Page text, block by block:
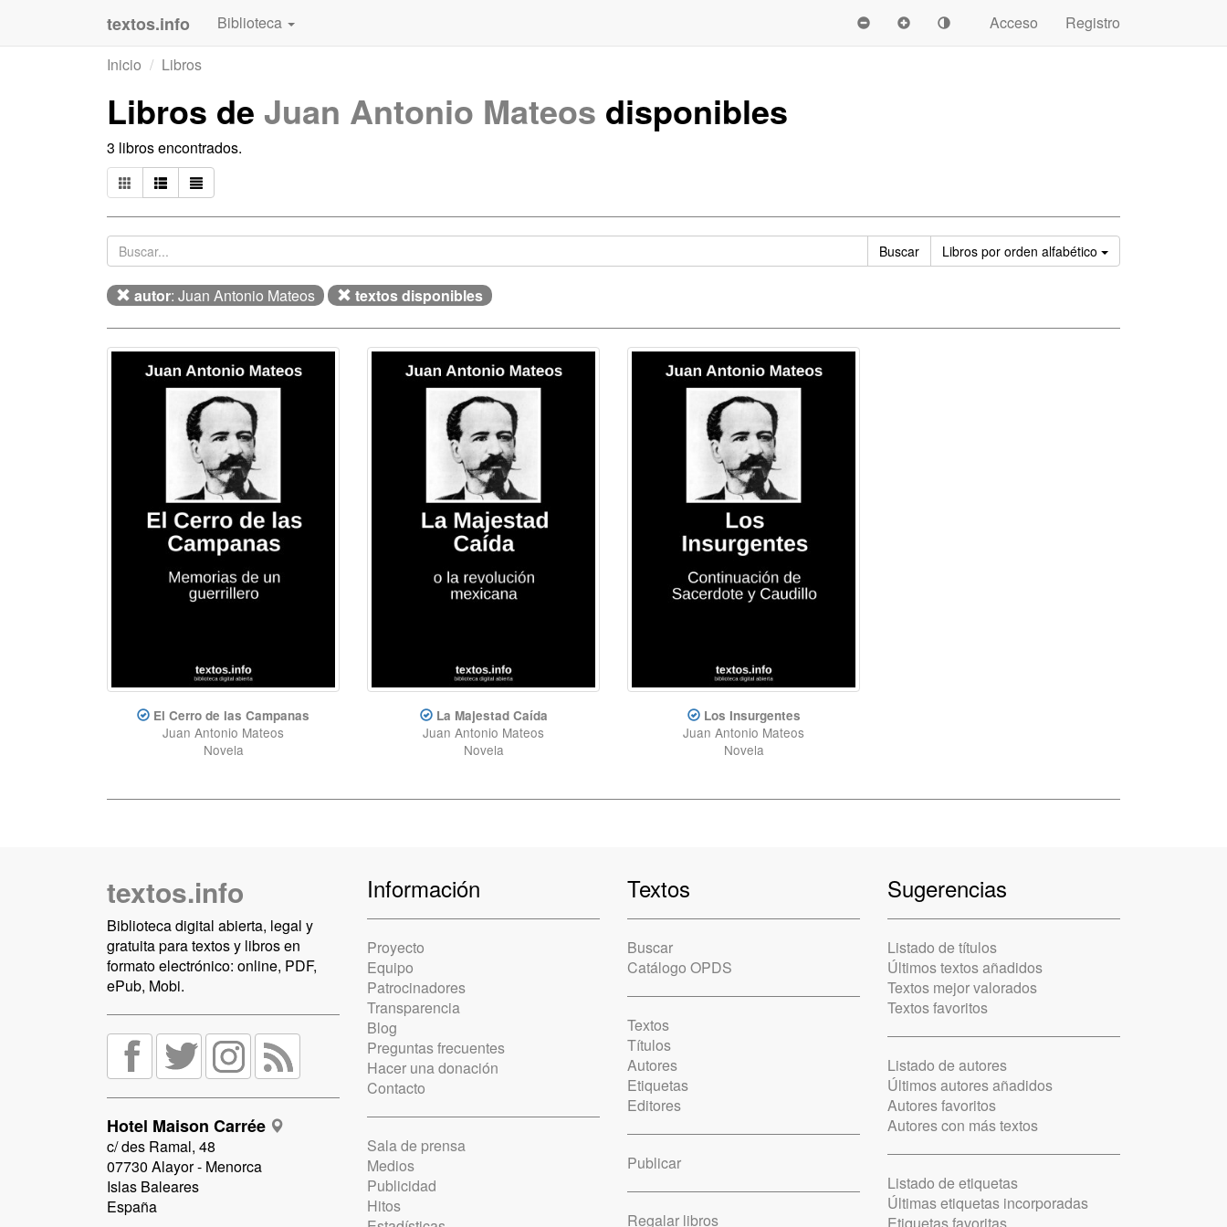
textos.info Biblioteca Acceso
Registro
Inicio
Libros
Libros de Juan Antonio Mateos disponibles
3 libros encontrados.
Buscar Libros por orden alfabético Ordenar
autor: Juan Antonio Mateos textos disponibles
El Cerro de las Campanas
Juan Antonio Mateos
Novela
La Majestad Caída
Juan Antonio Mateos
Novela
Los Insurgentes
Juan Antonio Mateos
Novela
textos.info
Biblioteca digital abierta, legal y
gratuita para textos y libros en
formato electrónico: online, PDF,
ePub, Mobi.
Hotel Maison Carrée
c/ des Ramal, 48
07730 Alayor - Menorca
Islas Baleares
España
Información
Proyecto
Equipo
Patrocinadores
Transparencia
Blog
Preguntas frecuentes
Hacer una donación
Contacto
Sala de prensa
Medios
Publicidad
Hitos
Textos
Buscar
Catálogo OPDS
Textos
Títulos
Autores
Etiquetas
Editores
Publicar
Regalar libros
Sugerencias
Listado de títulos
Últimos textos añadidos
Textos mejor valorados
Textos favoritos
Listado de autores
Últimos autores añadidos
Autores favoritos
Autores con más textos
Listado de etiquetas
Últimas etiquetas incorporadas